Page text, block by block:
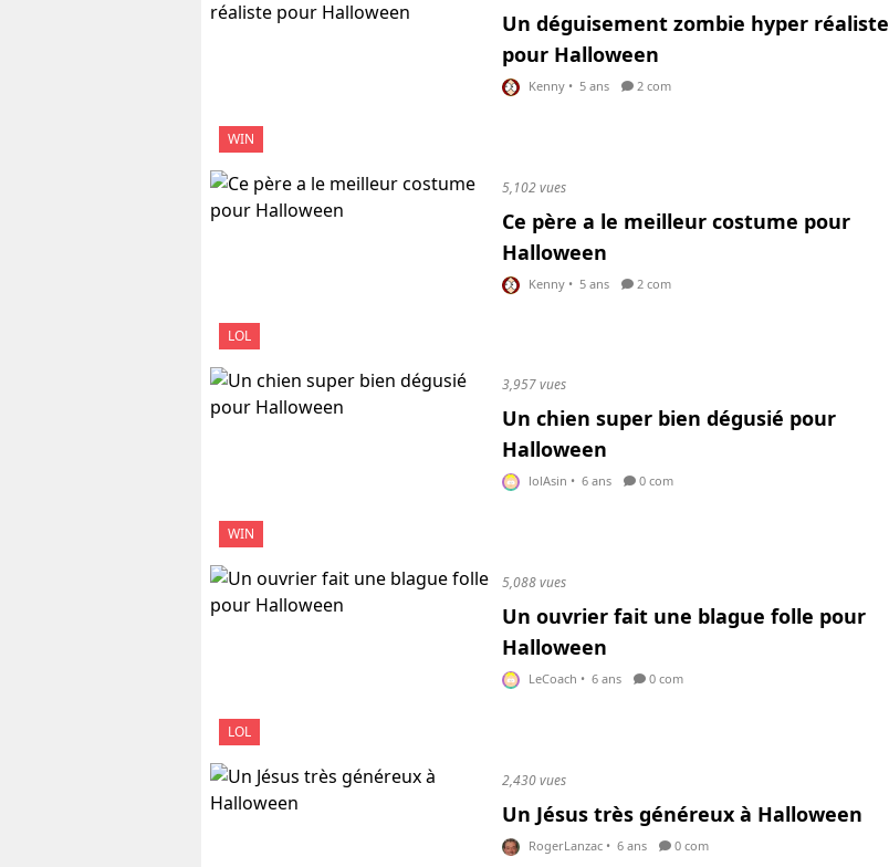
WIN
Un déguisement zombie hyper réaliste
pour Halloween
Kenny • 5 ans 2 com
LOL
5,102 vues
Ce père a le meilleur costume pour
Halloween
Kenny • 5 ans 2 com
WIN
3,957 vues
Un chien super bien dégusié pour
Halloween
lolAsin • 6 ans 0 com
LOL
5,088 vues
Un ouvrier fait une blague folle pour
Halloween
LeCoach • 6 ans 0 com
2,430 vues
Un Jésus très généreux à Halloween
RogerLanzac • 6 ans 0 com